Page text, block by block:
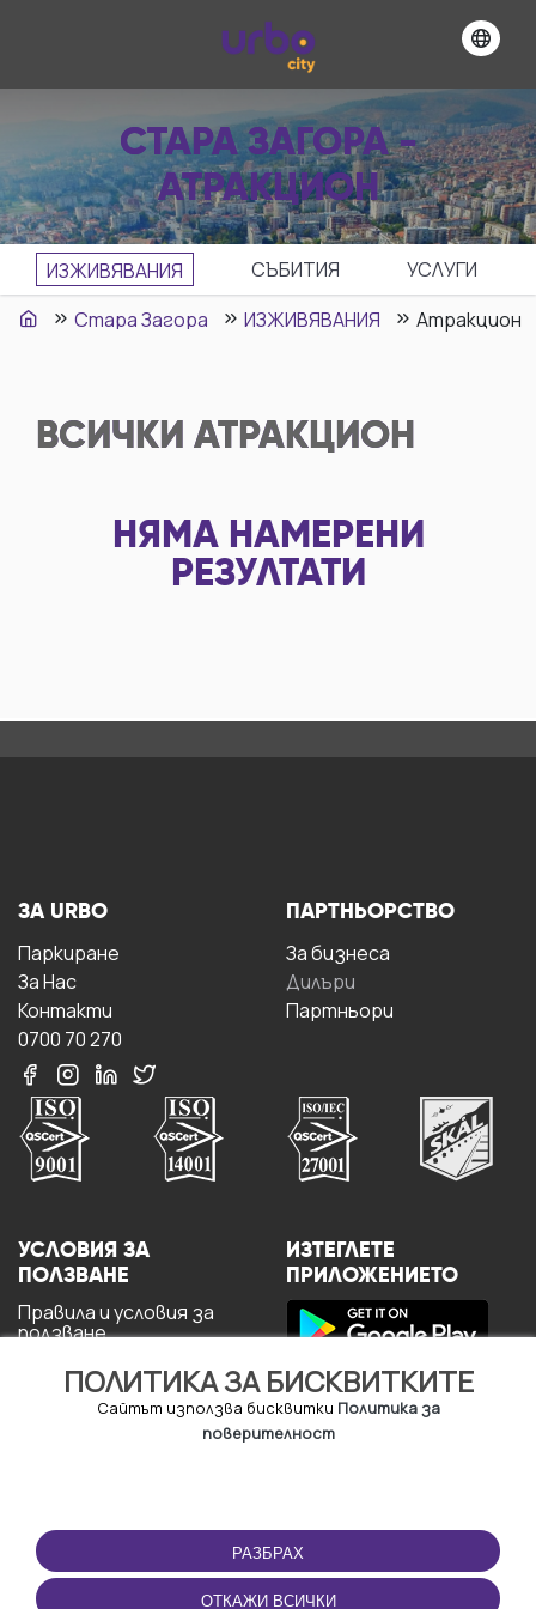
СТАРА ЗАГОРА -
АТРАКЦИОН
ИЗЖИВЯВАНИЯ СЪБИТИЯ
УСЛУГИ
Стара Загора
ИЗЖИВЯВАНИЯ Атракцион
ВСИЧКИ АТРАКЦИОН
НЯМА НАМЕРЕНИ
РЕЗУЛТАТИ
ПОЛИТИКА ЗА БИСКВИТКИТЕ
Сайтът използва бисквитки Политика за
поверителност
РАЗБРАХ
ОТКАЖИ ВСИЧКИ
ЗА URBO
Паркиране
За Hас
Контакти
0700 70 270
ПАРТНЬОРСТВО
За бизнесa
Дилъри
Партньори
УСЛОВИЯ ЗА
ПОЛЗВАНЕ
Правила и условия за
ползване
поверителност
Политика за кукита
ИЗТЕГЛЕТЕ
ПРИЛОЖЕНИЕТО